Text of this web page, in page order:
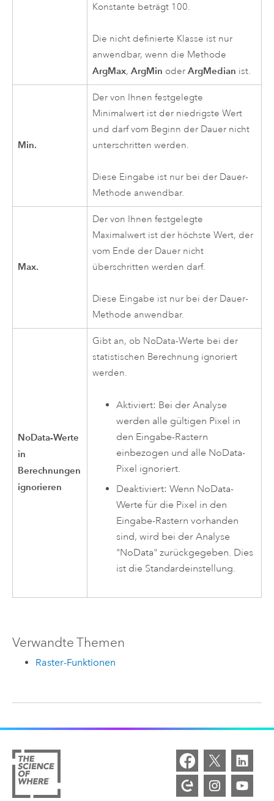
Konstante beträgt 100.
Die nicht definierte Klasse ist nur
anwendbar, wenn die Methode
ArgMax,ArgMin oderArgMedian ist.
Min.
Der von Ihnen festgelegte
Minimalwert ist der niedrigste Wert
und darf vom Beginn der Dauer nicht
unterschritten werden.
Diese Eingabe ist nur bei der Dauer-
Methode anwendbar.
Max.
Der von Ihnen festgelegte
Maximalwert ist der höchste Wert, der
vom Ende der Dauer nicht
überschritten werden darf.
Diese Eingabe ist nur bei der Dauer-
Methode anwendbar.
NoData-Werte
in
Berechnungen
ignorieren
Gibt an, ob NoData-Werte bei der
statistischen Berechnung ignoriert
werden.
Aktiviert: Bei der Analyse
werden alle gültigen Pixel in
den Eingabe-Rastern
einbezogen und alle NoData-
Pixel ignoriert.
Deaktiviert: Wenn NoData-
Werte für die Pixel in den
Eingabe-Rastern vorhanden
sind, wird bei der Analyse
"NoData" zurückgegeben. Dies
ist die Standardeinstellung.
Verwandte Themen
Raster-Funktionen